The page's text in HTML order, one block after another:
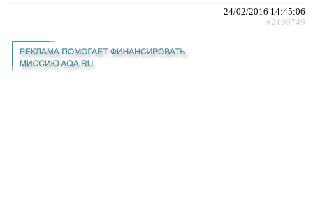
24/02/2016 14:45:06
#2190749